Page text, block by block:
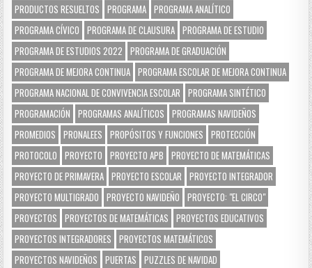
PRODUCTOS RESUELTOS
PROGRAMA PROGRAMA ANALÍTICO
PROGRAMA CÍVICO
PROGRAMA DE CLAUSURA PROGRAMA DE ESTUDIO
PROGRAMA DE ESTUDIOS 2022
PROGRAMA DE GRADUACIÓN
PROGRAMA DE MEJORA CONTINUA PROGRAMA ESCOLAR DE MEJORA CONTINUA
PROGRAMA NACIONAL DE CONVIVENCIA ESCOLAR
PROGRAMA SINTÉTICO
PROGRAMACIÓN
PROGRAMAS ANALÍTICOS
PROGRAMAS NAVIDEÑOS
PROMEDIOS
PRONALEES PROPÓSITOS Y FUNCIONES
PROTECCIÓN
PROTOCOLO
PROYECTO PROYECTO APB
PROYECTO DE MATEMÁTICAS
PROYECTO DE PRIMAVERA PROYECTO ESCOLAR
PROYECTO INTEGRADOR
PROYECTO MULTIGRADO
PROYECTO NAVIDEÑO
PROYECTO: "EL CIRCO"
PROYECTOS
PROYECTOS DE MATEMÁTICAS
PROYECTOS EDUCATIVOS
PROYECTOS INTEGRADORES
PROYECTOS MATEMÁTICOS
PROYECTOS NAVIDEÑOS
PUERTAS
PUZZLES DE NAVIDAD